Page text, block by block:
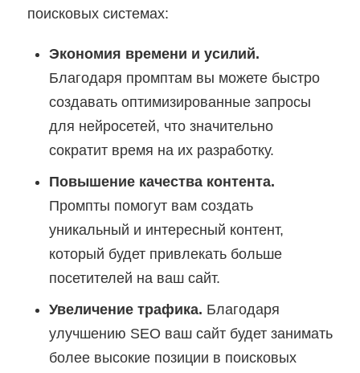
поисковых системах:
Экономия времени и усилий.
Благодаря промптам вы можете быстро
создавать оптимизированные запросы
для нейросетей, что значительно
сократит время на их разработку.
Повышение качества контента.
Промпты помогут вам создать
уникальный и интересный контент,
который будет привлекать больше
посетителей на ваш сайт.
Увеличение трафика. Благодаря
улучшению SEO ваш сайт будет занимать
более высокие позиции в поисковых